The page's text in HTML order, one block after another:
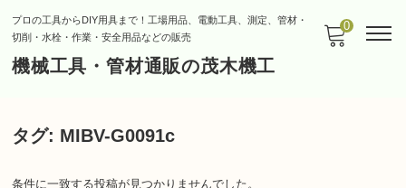
プロの工具からDIY用具まで！工場用品、電動工具、測定、管材・
切削・水栓・作業・安全用品などの販売
機械工具・管材通販の茂木機工
0
タグ: MIBV-G0091c
条件に一致する投稿が見つかりませんでした。